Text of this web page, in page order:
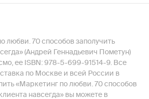
любви. 70 способов заполучить
(Андрей Геннадьевич Пометун)
ее ISBN: 978-5-699-91514-9. Все
по Москве и всей России в
«Маркетинг по любви. 70 способов
навсегда» вы можете в